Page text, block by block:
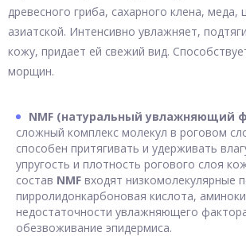
древесного гриба, сахарного клена, меда,
азиатской. Интенсивно увлажняет,
кожу, придает ей свежий вид.
морщин.
NMF (натуральный увлажняющий
сложный комплекс молекул в роговом
способен притягивать и удерживать
упругость и плотность рогового слоя
состав NMF входят низкомолекулярные
пирролидонкарбоновая кислота,
недостаточности увлажняющего
обезвоживание эпидермиса.